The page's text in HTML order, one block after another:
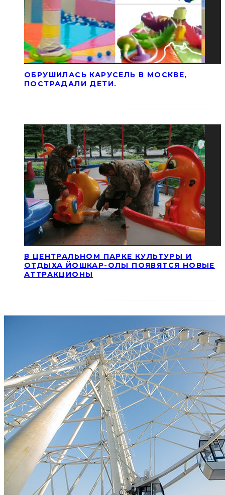
ОБРУШИЛАСЬ КАРУСЕЛЬ В МОСКВЕ,
ПОСТРАДАЛИ ДЕТИ.
В ЦЕНТРАЛЬНОМ ПАРКЕ КУЛЬТУРЫ И
ОТДЫХА ЙОШКАР-ОЛЫ ПОЯВЯТСЯ НОВЫЕ
АТТРАКЦИОНЫ